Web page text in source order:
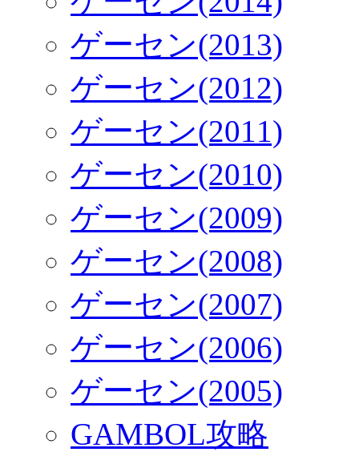
ゲーセン(2013)
ゲーセン(2012)
ゲーセン(2011)
ゲーセン(2010)
ゲーセン(2009)
ゲーセン(2008)
ゲーセン(2007)
ゲーセン(2006)
ゲーセン(2005)
GAMBOL攻略